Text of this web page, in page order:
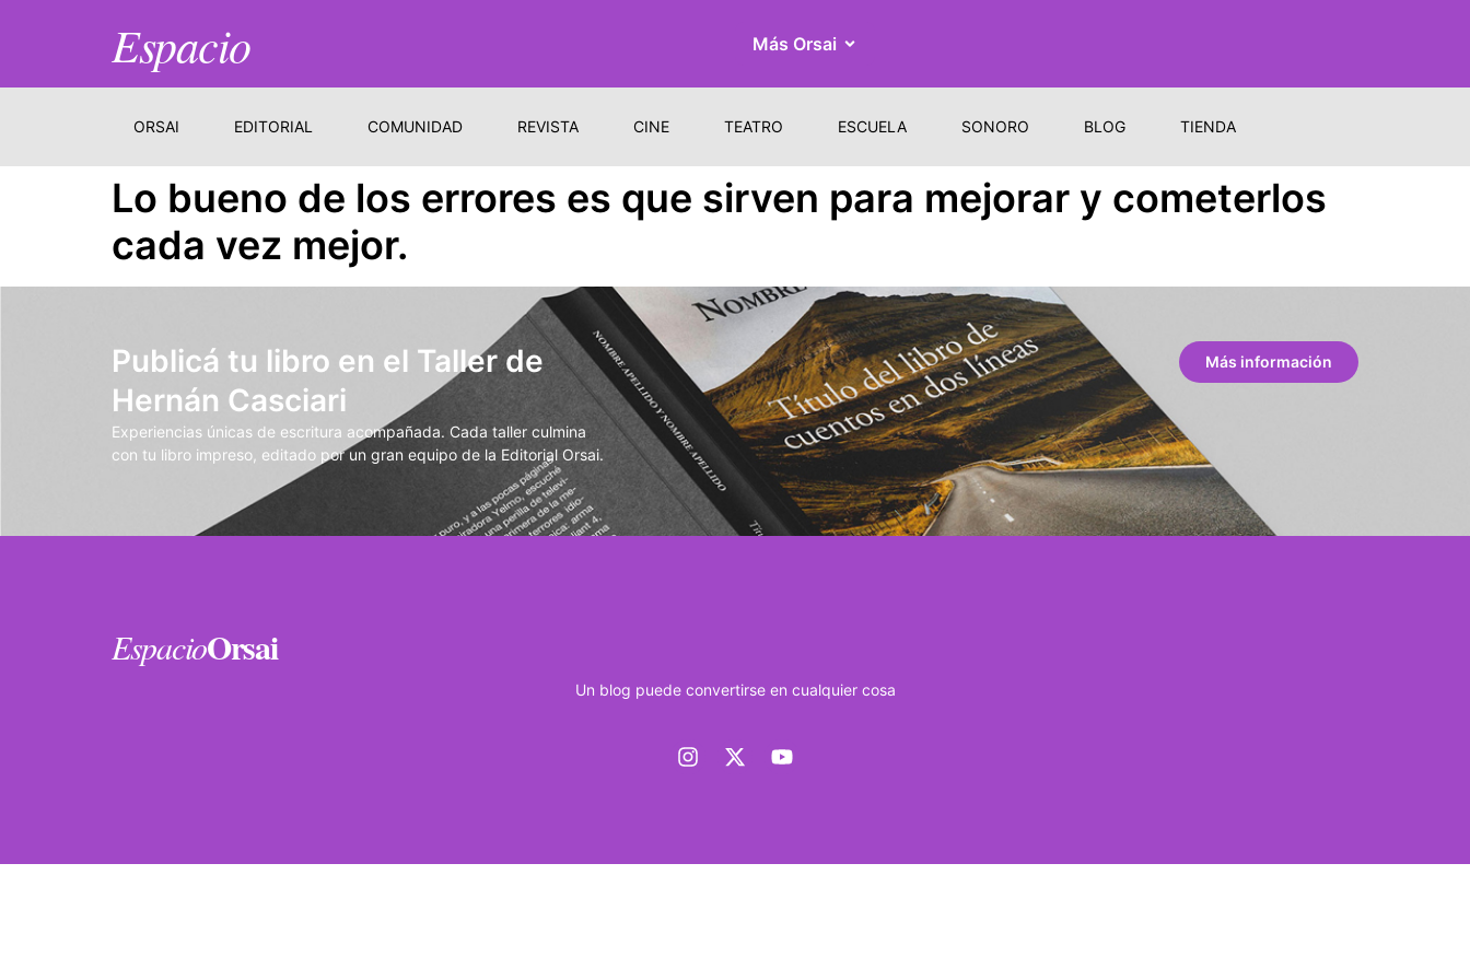
Espacio Más Orsai
ORSAI EDITORIAL COMUNIDAD REVISTA CINE TEATRO ESCUELA SONORO BLOG TIENDA
Lo bueno de los errores es que sirven para mejorar y cometerlos
cada vez mejor.
Publicá tu libro en el Taller de
Hernán Casciari
Experiencias únicas de escritura acompañada. Cada taller culmina
con tu libro impreso, editado por un gran equipo de la Editorial Orsai.
Más información
EspacioOrsai
Un blog puede convertirse en cualquier cosa